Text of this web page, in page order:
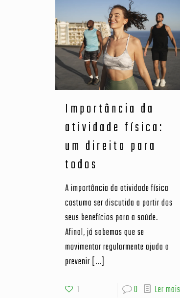
Importância da
atividade física:
um direito para
todos
A importância da atividade física
costuma ser discutida a partir dos
seus benefícios para a saúde.
Afinal, já sabemos que se
movimentar regularmente ajuda a
prevenir […]
1
0 Ler mais